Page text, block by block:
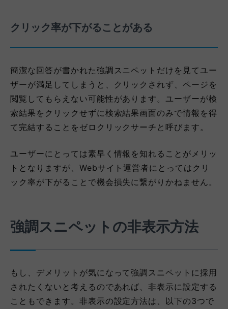
クリック率が下がることがある
簡潔な回答が書かれた強調スニペットだけを見てユー
ザーが満足してしまうと、クリックされず、ページを
閲覧してもらえない可能性があります。ユーザーが検
索結果をクリックせずに検索結果画面のみで情報を得
て完結することをゼロクリックサーチと呼びます。
ユーザーにとっては素早く情報を知れることがメリッ
トとなりますが、Webサイト運営者にとってはクリ
ック率が下がることで機会損失に繋がりかねません。
強調スニペットの非表示方法
もし、デメリットが気になって強調スニペットに採用
されたくないと考えるのであれば、非表示に設定する
こともできます。非表示の設定方法は、以下の3つで